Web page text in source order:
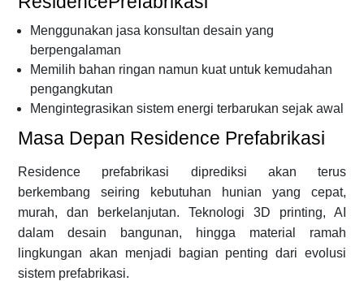
Menggunakan jasa konsultan desain yang
berpengalaman
Memilih bahan ringan namun kuat untuk kemudahan
pengangkutan
Mengintegrasikan sistem energi terbarukan sejak awal
Masa Depan Residence Prefabrikasi
Residence prefabrikasi diprediksi akan terus
berkembang seiring kebutuhan hunian yang cepat,
murah, dan berkelanjutan. Teknologi 3D printing, AI
dalam desain bangunan, hingga material ramah
lingkungan akan menjadi bagian penting dari evolusi
sistem prefabrikasi.